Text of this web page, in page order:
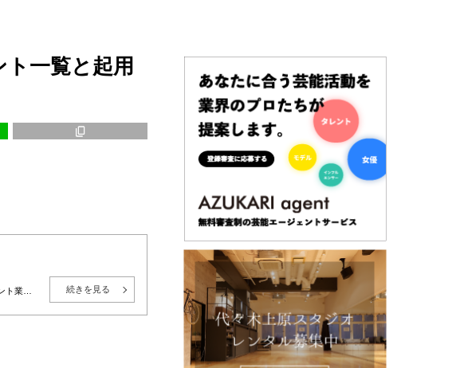
一覧と起用
業界
リス
続きを見る